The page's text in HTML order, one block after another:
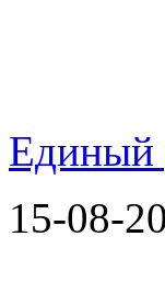
Единый
15-08-